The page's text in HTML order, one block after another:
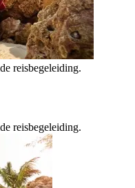
reisbegeleiding.
reisbegeleiding.